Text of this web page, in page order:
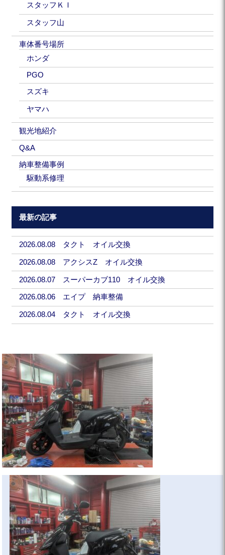
スタッフＫＩ
スタッフ山
車体番号場所
ホンダ
PGO
スズキ
ヤマハ
観光地紹介
Q&A
納車整備事例
駆動系修理
最新の記事
2026.08.08 タクト オイル交換
2026.08.08 アクシスZ オイル交換
2026.08.07 スーパーカブ110 オイル交換
2026.08.06 エイプ 納車整備
2026.08.04 タクト オイル交換